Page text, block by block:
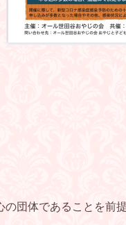
団体であることを前提